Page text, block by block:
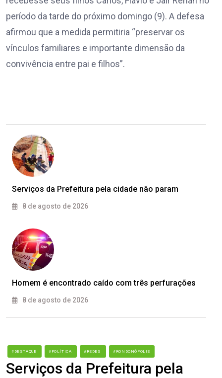
período da tarde do próximo domingo (9). A defesa
afirmou que a medida permitiria “preservar os
vínculos familiares e importante dimensão da
convivência entre pai e filhos”.
Serviços da Prefeitura pela cidade não param
8 de agosto de 2026
Homem é encontrado caído com três perfurações
8 de agosto de 2026
#DESTAQUE #POLÍTICA #REDES #RONDONÓPOLIS
Serviços da Prefeitura pela